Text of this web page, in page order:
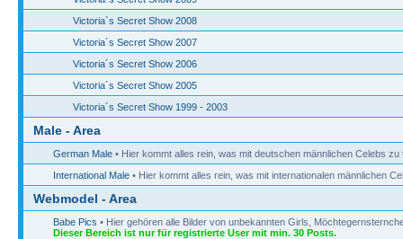
Victoria´s Secret Show 2008
Victoria´s Secret Show 2007
Victoria´s Secret Show 2006
Victoria´s Secret Show 2005
Victoria´s Secret Show 1999 - 2003
Male - Area
German Male • Hier kommt alles rein, was mit deutschen männlichen Celebs zu
International Male • Hier kommt alles rein, was mit internationalen männlichen
Webmodel - Area
Babe Pics • Hier gehören alle Bilder von unbekannten Girls,
Dieser Bereich ist nur für registrierte User mit min. 30 Posts.